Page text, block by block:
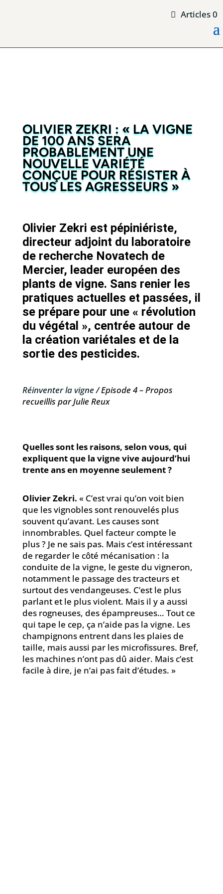
Articles 0
OLIVIER ZEKRI : « LA VIGNE
DE 100 ANS SERA
PROBABLEMENT UNE
NOUVELLE VARIÉTÉ
CONÇUE POUR RÉSISTER À
TOUS LES AGRESSEURS »
Olivier Zekri est pépiniériste,
directeur adjoint du laboratoire
de recherche Novatech de
Mercier, leader européen des
plants de vigne. Sans renier les
pratiques actuelles et passées, il
se prépare pour une « révolution
du végétal », centrée autour de
la création variétales et de la
sortie des pesticides.
Réinventer la vigne/ Episode 4 – Propos
recueillis par Julie Reux
Quelles sont les raisons, selon vous, qui
expliquent que la vigne vive aujourd’hui
trente ans en moyenne seulement ?
Olivier Zekri. « C’est vrai qu’on voit bien
que les vignobles sont renouvelés plus
souvent qu’avant. Les causes sont
innombrables. Quel facteur compte le
plus ? Je ne sais pas. Mais c’est intéressant
de regarder le côté mécanisation : la
conduite de la vigne, le geste du vigneron,
notamment le passage des tracteurs et
surtout des vendangeuses. C’est le plus
parlant et le plus violent. Mais il y a aussi
des rogneuses, des épampreuses… Tout ce
qui tape le cep, ça n’aide pas la vigne. Les
champignons entrent dans les plaies de
taille, mais aussi par les microfissures. Bref,
les machines n’ont pas dû aider. Mais c’est
facile à dire, je n’ai pas fait d’études. »